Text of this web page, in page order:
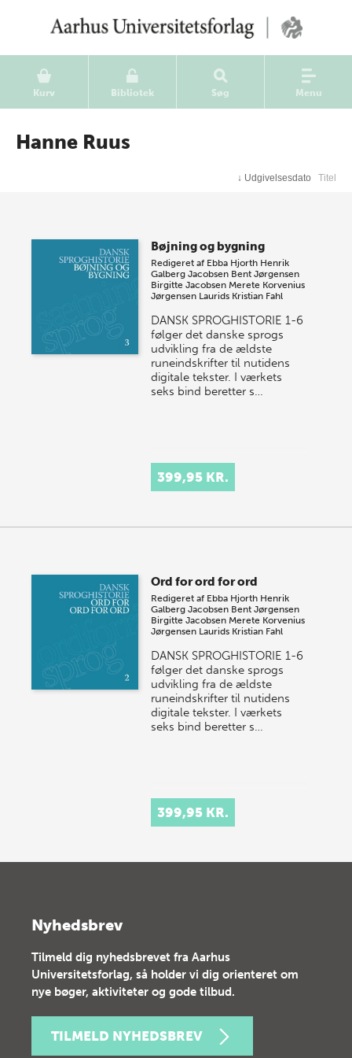
Kurv Bibliotek Søg Menu
Hanne Ruus
↓ Udgivelsesdato Titel
Bøjning og bygning
Redigeret af Ebba Hjorth Henrik
Galberg Jacobsen Bent Jørgensen
Birgitte Jacobsen Merete Korvenius
Jørgensen Laurids Kristian Fahl
DANSK SPROGHISTORIE 1-6
følger det danske sprogs
udvikling fra de ældste
runeindskrifter til nutidens
digitale tekster. I værkets
seks bind beretter s…
399,95 KR.
Ord for ord for ord
Redigeret af Ebba Hjorth Henrik
Galberg Jacobsen Bent Jørgensen
Birgitte Jacobsen Merete Korvenius
Jørgensen Laurids Kristian Fahl
DANSK SPROGHISTORIE 1-6
følger det danske sprogs
udvikling fra de ældste
runeindskrifter til nutidens
digitale tekster. I værkets
seks bind beretter s…
399,95 KR.
Nyhedsbrev
Tilmeld dig nyhedsbrevet fra Aarhus
Universitetsforlag, så holder vi dig orienteret om
nye bøger, aktiviteter og gode tilbud.
TILMELD NYHEDSBREV